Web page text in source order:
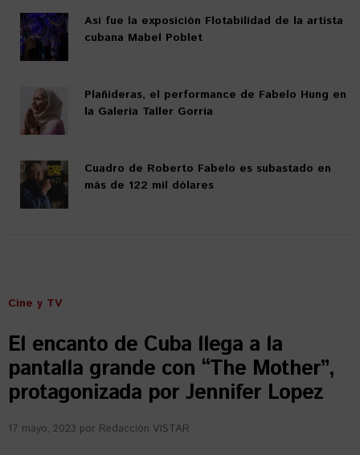
Así fue la exposición Flotabilidad de la artista
cubana Mabel Poblet
Plañideras, el performance de Fabelo Hung en
la Galería Taller Gorría
Cuadro de Roberto Fabelo es subastado en
más de 122 mil dólares
Cine y TV
El encanto de Cuba llega a la
pantalla grande con “The Mother”,
protagonizada por Jennifer Lopez
17 mayo, 2023 por Redacción VISTAR